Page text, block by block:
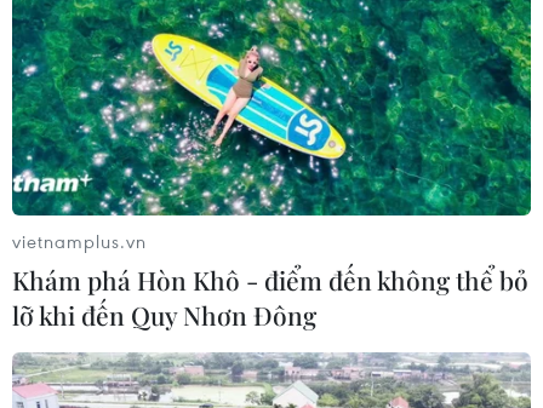
vietnamplus.vn
Khám phá Hòn Khô - điểm đến không thể bỏ
lỡ khi đến Quy Nhơn Đông